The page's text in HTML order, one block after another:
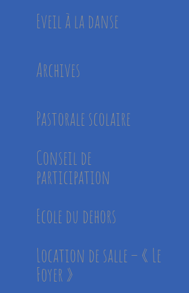
Eveil à la danse
Archives
Pastorale scolaire
Conseil de
participation
Ecole du dehors
Location de salle – « Le
Foyer »